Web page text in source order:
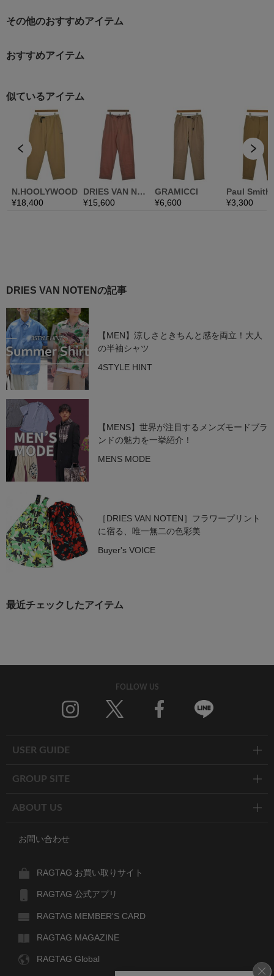
その他のおすすめアイテム
おすすめアイテム
DRIES VAN NOTENの記事
【MEN】涼しさときちんと感を両立！大人
の半袖シャツ
4STYLE HINT
【MENS】世界が注目するメンズモードブラ
ンドの魅力を一挙紹介！
MENS MODE
［DRIES VAN NOTEN］フラワープリント
に宿る、唯一無二の色彩美
Buyer's VOICE
最近チェックしたアイテム
FOLLOW US
USER GUIDE
GROUP SITE
ABOUT US
お問い合わせ
RAGTAG お買い取りサイト
RAGTAG 公式アプリ
RAGTAG MEMBER'S CARD
RAGTAG MAGAZINE
RAGTAG Global